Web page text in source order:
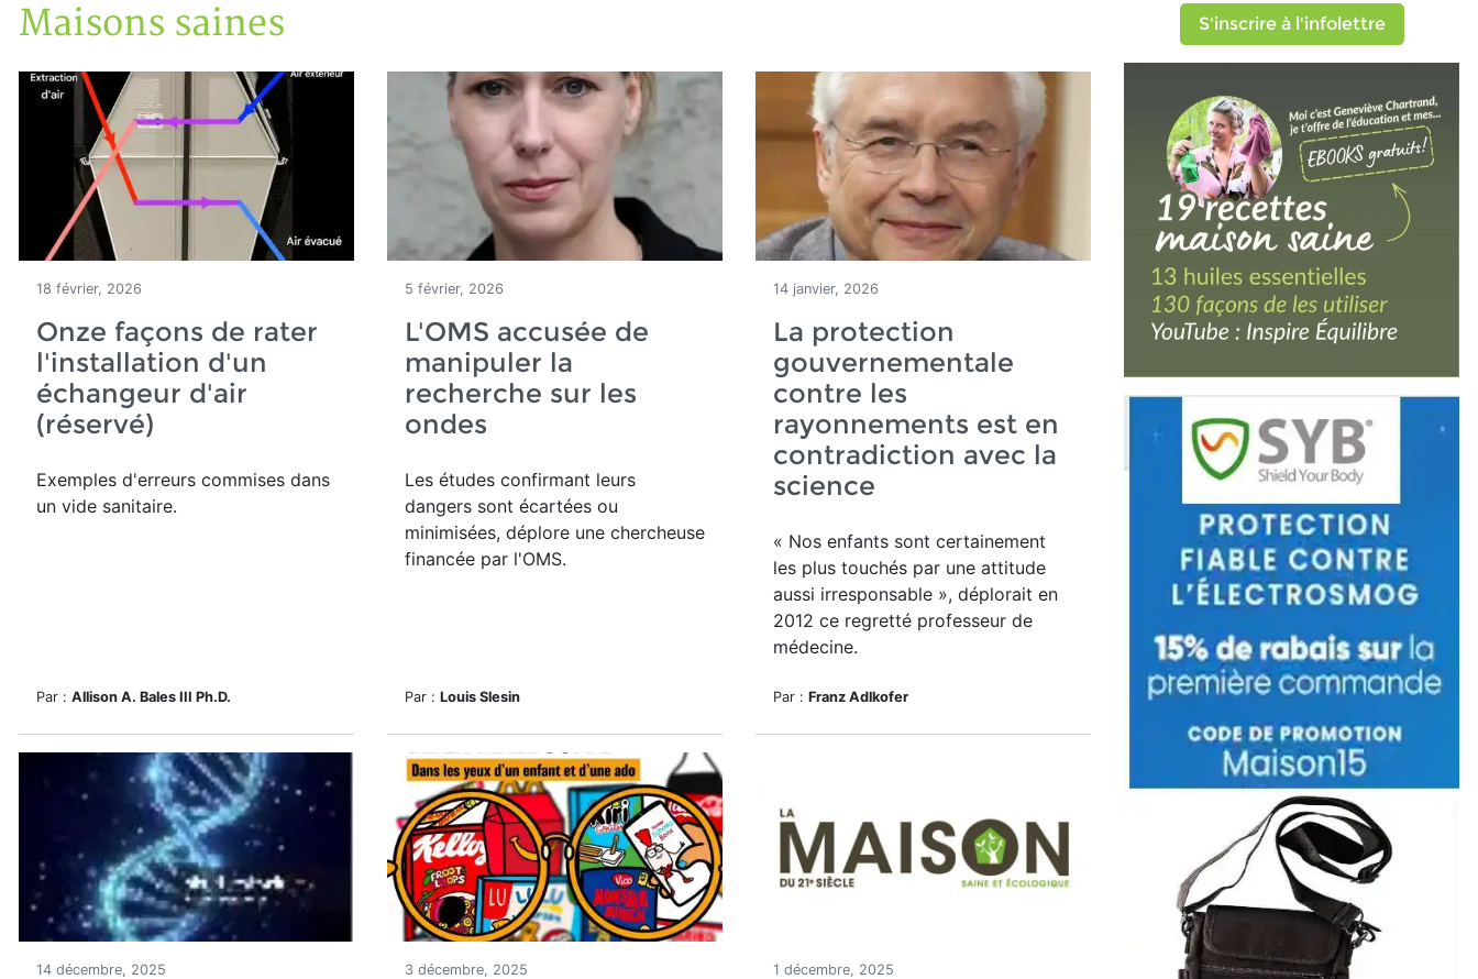
Accueil
Articles
Maisons saines
Maisons saines
18 février, 2026
Onze façons de rater
l'installation d'un
échangeur d'air
(réservé)
Exemples d'erreurs commises dans
un vide sanitaire.
Par : Allison A. Bales III Ph.D.
5 février, 2026
L'OMS accusée de
manipuler la
recherche sur les
ondes
Les études confirmant leurs
dangers sont écartées ou
minimisées, déplore une chercheuse
financée par l'OMS.
Par : Louis Slesin
14 janvier, 2026
La protection
gouvernementale
contre les
rayonnements est en
contradiction avec la
science
« Nos enfants sont certainement
les plus touchés par une attitude
aussi irresponsable », déplorait en
2012 ce regretté professeur de
médecine.
Par : Franz Adlkofer
14 décembre, 2025 3 décembre, 2025 1 décembre, 2025
S'inscrire à l'infolettre